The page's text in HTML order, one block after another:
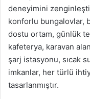
deneyimini
konforlu bungalovlar,
dostu ortam, günlük
kafeterya, karavan
şarj istasyonu, sıcak
imkanlar, her türlü
tasarlanmıştır.